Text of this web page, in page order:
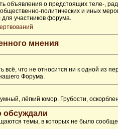
объявления о предстоящих теле-,
политических и иных
для участников форума.
мнения
всё, что не относится ни к одной из
Форума.
лёгкий юмор. Грубости,
обсуждали
темы, в которых не было